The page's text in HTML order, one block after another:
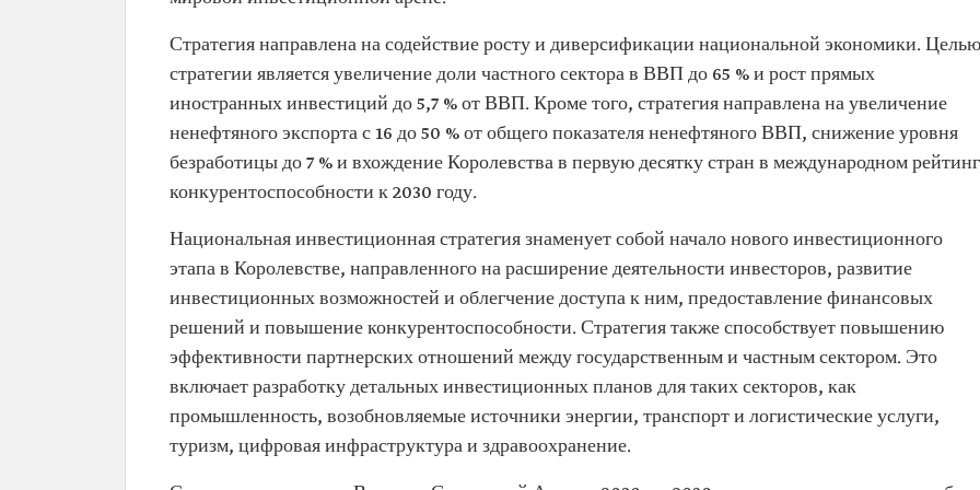
Стратегия направлена на содействие росту и диверсификации национальной экономики. Целью
стратегии является увеличение доли частного сектора в ВВП до 65 % и рост прямых
иностранных инвестиций до 5,7 % от ВВП. Кроме того, стратегия направлена на увеличение
ненефтяного экспорта с 16 до 50 % от общего показателя ненефтяного ВВП, снижение уровня
безработицы до 7 % и вхождение Королевства в первую десятку стран в международном
конкурентоспособности к 2030 году.
Национальная инвестиционная стратегия знаменует собой начало нового инвестиционного
этапа в Королевстве, направленного на расширение деятельности инвесторов, развитие
инвестиционных возможностей и облегчение доступа к ним, предоставление финансовых
решений и повышение конкурентоспособности. Стратегия также способствует повышению
эффективности партнерских отношений между государственным и частным сектором. Это
включает разработку детальных инвестиционных планов для таких секторов, как
промышленность, возобновляемые источники энергии, транспорт и логистические услуги,
туризм, цифровая инфраструктура и здравоохранение.